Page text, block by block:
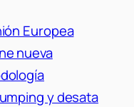
Europea
nueva
y desata